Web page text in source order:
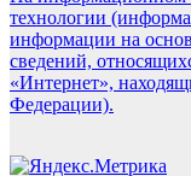
технологии
информации на
сведений,
«Интернет»,
Федерации).